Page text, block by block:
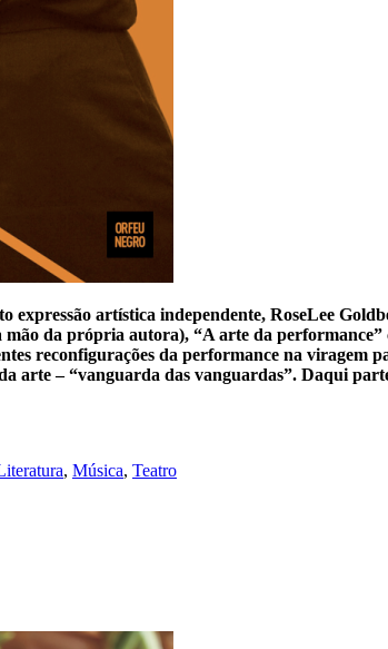
expressão artística independente, RoseLee
da própria autora), “A arte da
reconfigurações da performance na
arte – “vanguarda das vanguardas”. Daqui
, Música, Teatro